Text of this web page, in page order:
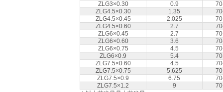
ZLG3×0.30
0.9
ZLG4.5×0.30
1.35
ZLG4.5×0.45
2.025
ZLG4.5×0.60
2.7
ZLG6×0.45
2.7
ZLG6×0.60
3.6
ZLG6×0.75
4.5
ZLG6×0.9
5.4
ZLG7.5×0.60
4.5
ZLG7.5×0.75
5.625
ZLG7.5×0.9
6.75
ZLG7.5×1.2
9